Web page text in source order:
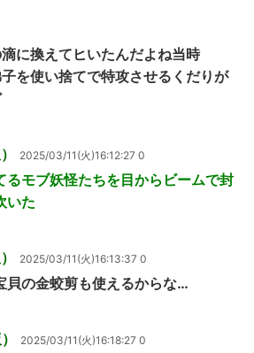
に換えてヒいたんだよね当時
を使い捨てで特攻させるくだりが
2025/03/11(火)16:12:27 0
るモブ妖怪たちを目からビームで封
いた
2025/03/11(火)16:13:37 0
貝の金蛟剪も使えるからな…
2025/03/11(火)16:18:27 0